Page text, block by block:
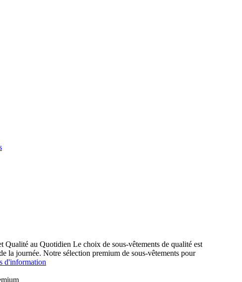
Qualité au Quotidien Le choix de sous-vêtements de qualité est
la journée. Notre sélection premium de sous-vêtements pour
d'information